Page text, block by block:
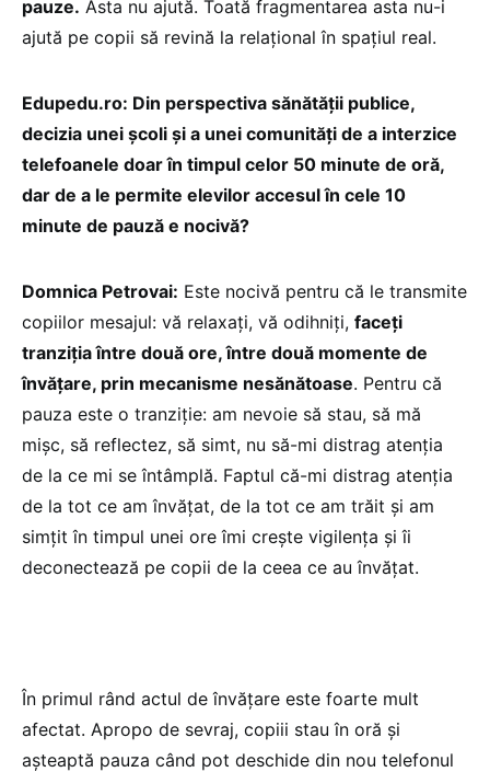
pauze. Asta nu ajută. Toată fragmentarea asta nu-i
ajută pe copii să revină la relațional în spațiul real.
Edupedu.ro: Din perspectiva sănătății publice,
decizia unei școli și a unei comunități de a interzice
telefoanele doar în timpul celor 50 minute de oră,
dar de a le permite elevilor accesul în cele 10
minute de pauză e nocivă?
Domnica Petrovai: Este nocivă pentru că le transmite
copiilor mesajul: vă relaxați, vă odihniți, faceți
tranziția între două ore, între două momente de
învățare, prin mecanisme nesănătoase. Pentru că
pauza este o tranziție: am nevoie să stau, să mă
mișc, să reflectez, să simt, nu să-mi distrag atenția
de la ce mi se întâmplă. Faptul că-mi distrag atenția
de la tot ce am învățat, de la tot ce am trăit și am
simțit în timpul unei ore îmi crește vigilența și îi
deconectează pe copii de la ceea ce au învățat.
În primul rând actul de învățare este foarte mult
afectat. Apropo de sevraj, copiii stau în oră și
așteaptă pauza când pot deschide din nou telefonul